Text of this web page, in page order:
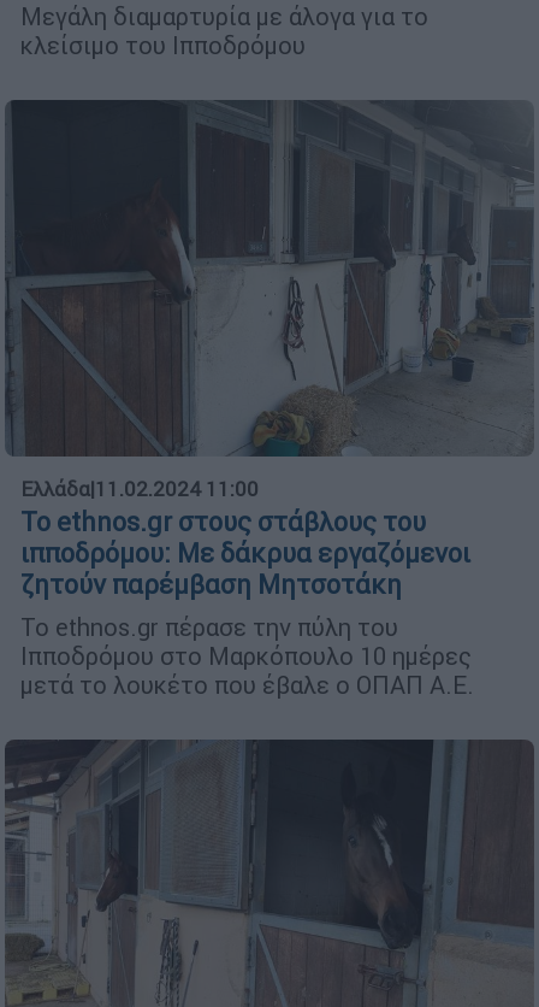
Μεγάλη διαμαρτυρία με άλογα για το
κλείσιμο του Ιπποδρόμου
Ελλάδα|11.02.2024 11:00
Το ethnos.gr στους στάβλους του
ιπποδρόμου: Με δάκρυα εργαζόμενοι
ζητούν παρέμβαση Μητσοτάκη
Το ethnos.gr πέρασε την πύλη του
Ιπποδρόμου στο Μαρκόπουλο 10 ημέρες
μετά το λουκέτο που έβαλε ο ΟΠΑΠ Α.Ε.